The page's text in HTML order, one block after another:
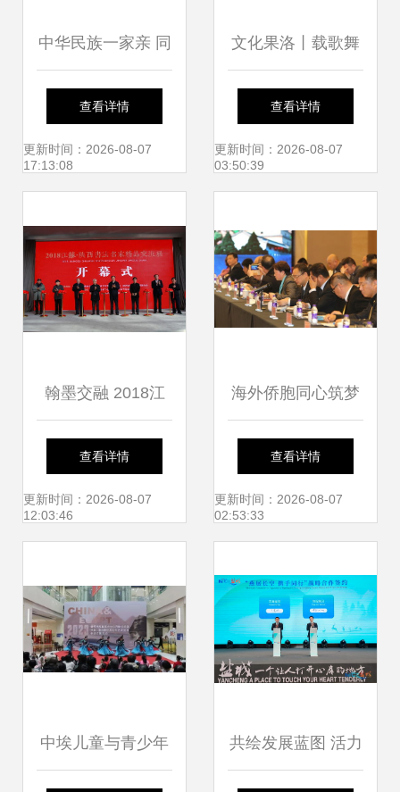
中华民族一家亲 同
心共筑中国梦——
恩施职业技术学院
举行
查看详情
更新时间：2026-08-07
17:13:08
文化果洛丨载歌舞
颂党恩 展幸福
查看详情
更新时间：2026-08-07
03:50:39
翰墨交融 2018江
苏·陕西书法名家精
品交流展在江苏省
幕
查看详情
更新时间：2026-08-07
12:03:46
海外侨胞同心筑梦
丝路 文艺盛宴点亮
古都西安
查看详情
更新时间：2026-08-07
02:53:33
中埃儿童与青少年 共绘发展蓝图 活力